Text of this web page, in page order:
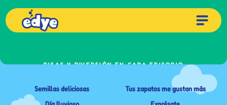
RISAS Y DIVERSIÓN EN CADA EPISODIO
Semillas deliciosas
Tus zapatos me gustan más